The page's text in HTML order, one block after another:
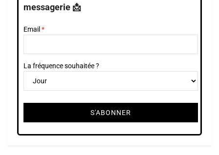
messagerie 📩
Email
La fréquence souhaitée ?